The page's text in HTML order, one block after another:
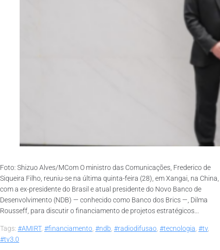
Foto: Shizuo Alves/MCom O ministro das Comunicações, Frederico de
Siqueira Filho, reuniu-se na última quinta-feira (28), em Xangai, na China,
com a ex-presidente do Brasil e atual presidente do Novo Banco de
Desenvolvimento (NDB) — conhecido como Banco dos Brics —, Dilma
Rousseff, para discutir o financiamento de projetos estratégicos...
Tags: #AMIRT, #financiamento, #ndb, #radiodifusao, #tecnologia, #tv,
#tv3.0